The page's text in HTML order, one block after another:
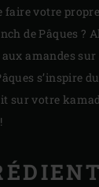
faire votre
de Pâques ?
amandes sur
s’inspire
sur votre